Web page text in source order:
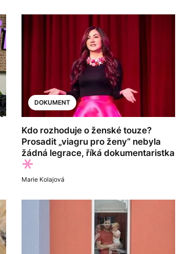
DOKUMENT
Kdo rozhoduje o ženské touze?
Prosadit „viagru pro ženy“ nebyla
žádná legrace, říká dokumentaristka
Marie Kolajová